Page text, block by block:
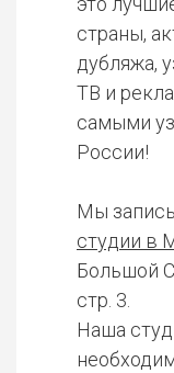
страны,
дубляжа,
ТВ и
самыми
России!
Мы
студии в
Большой
стр. 3.
Наша